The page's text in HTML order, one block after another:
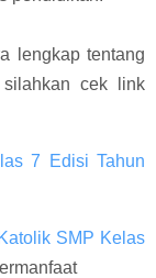
lengkap tentang
silahkan cek link
7 Edisi Tahun
SMP Kelas